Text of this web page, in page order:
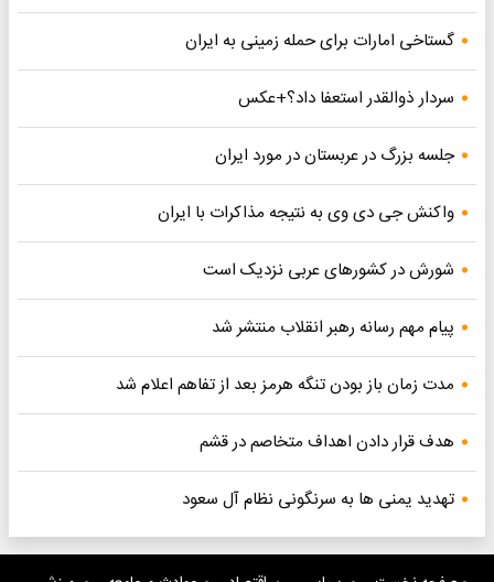
گستاخی امارات برای حمله زمینی به ایران
سردار ذوالقدر استعفا داد؟+عکس
جلسه بزرگ در عربستان در مورد ایران
واکنش جی دی وی به نتیجه مذاکرات با ایران
شورش در کشورهای عربی نزدیک است
پیام مهم رسانه رهبر انقلاب منتشر شد
مدت زمان باز بودن تنگه هرمز بعد از تفاهم اعلام شد
هدف قرار دادن اهداف متخاصم در قشم
تهدید یمنی ها به سرنگونی نظام آل سعود